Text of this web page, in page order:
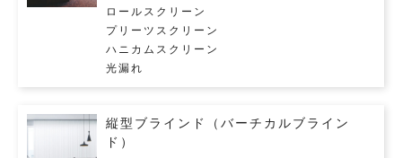
ロールスクリーン
プリーツスクリーン
ハニカムスクリーン
光漏れ
縦型ブラインド（バーチカルブライン
ド）